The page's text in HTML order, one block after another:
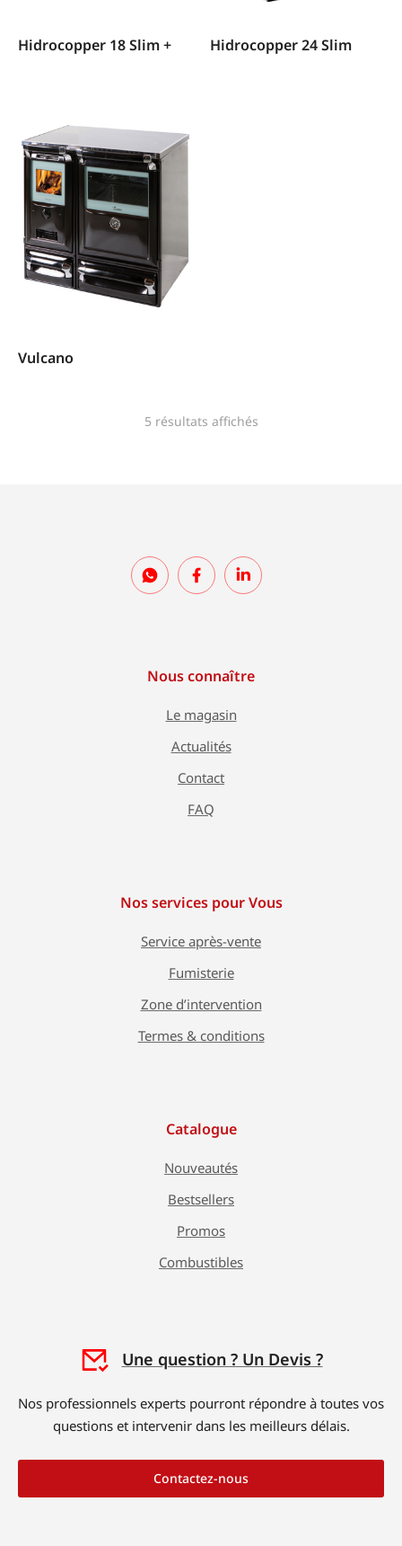
Hidrocopper 18 Slim + Hidrocopper 24 Slim
Vulcano
5 résultats affichés
Nous connaître
Le magasin
Actualités
Contact
FAQ
Nos services pour Vous
Service après-vente
Fumisterie
Zone d’intervention
Termes & conditions
Catalogue
Nouveautés
Bestsellers
Promos
Combustibles
Une question ? Un Devis ?
Nos professionnels experts pourront répondre à toutes vos
questions et intervenir dans les meilleurs délais.
Contactez-nous